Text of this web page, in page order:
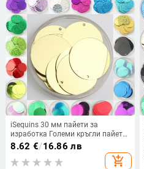
iSequins 30 мм пайети за
изработка Големи кръгли пайети
Paillette с 1 страничен отвор
Направи си сам шевни аксесоари
8.62 €/16.86 лв
add_shopping_cart